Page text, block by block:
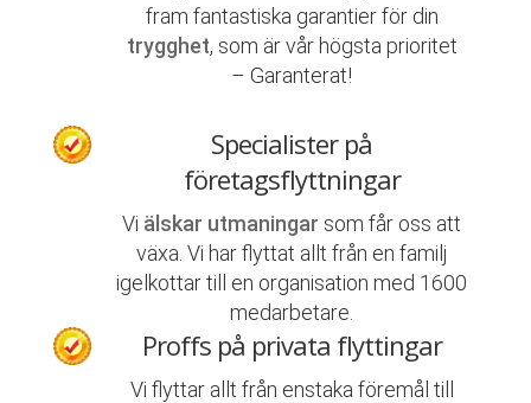
fram fantastiska garantier för din
trygghet, som är vår högsta prioritet
– Garanterat!
Specialister på
företagsflyttningar
Vi älskar utmaningar som får oss att
växa. Vi har flyttat allt från en familj
igelkottar till en organisation med 1600
medarbetare.
Proffs på privata flyttingar
Vi flyttar allt från enstaka föremål till